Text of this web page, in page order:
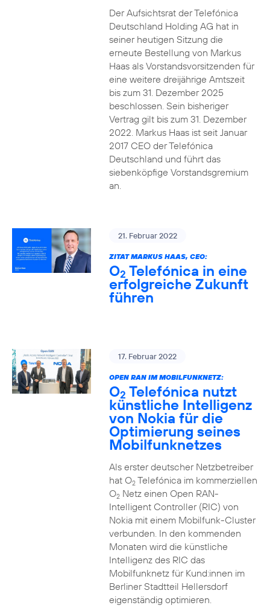
Der Aufsichtsrat der Telefónica
Deutschland Holding AG hat in
seiner heutigen Sitzung die
erneute Bestellung von Markus
Haas als Vorstandsvorsitzenden für
eine weitere dreijährige Amtszeit
bis zum 31. Dezember 2025
beschlossen. Sein bisheriger
Vertrag gilt bis zum 31. Dezember
2022. Markus Haas ist seit Januar
2017 CEO der Telefónica
Deutschland und führt das
siebenköpfige Vorstandsgremium
an.
21. Februar 2022
ZITAT MARKUS HAAS, CEO:
O2 Telefónica in eine
erfolgreiche Zukunft
führen
17. Februar 2022
OPEN RAN IM MOBILFUNKNETZ:
O2 Telefónica nutzt
künstliche Intelligenz
von Nokia für die
Optimierung seines
Mobilfunknetzes
Als erster deutscher Netzbetreiber
hat O2Telefónica im kommerziellen
O2Netz einen Open RAN-
Intelligent Controller (RIC) von
Nokia mit einem Mobilfunk-Cluster
verbunden. In den kommenden
Monaten wird die künstliche
Intelligenz des RIC das
Mobilfunknetz für Kund:innen im
Berliner Stadtteil Hellersdorf
eigenständig optimieren.